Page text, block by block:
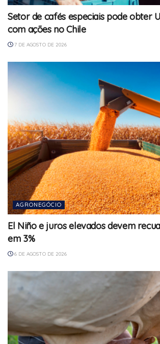
Setor de cafés especiais pode obter
com ações no Chile
7 DE AGOSTO DE 2026
AGRONEGÓCIO
El Niño e juros elevados devem
em 3%
6 DE AGOSTO DE 2026